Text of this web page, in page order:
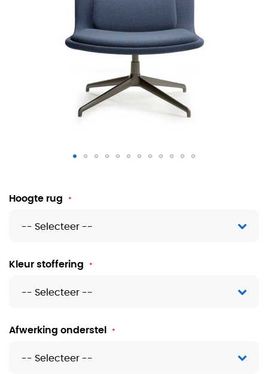
In Marine kleur met lage rug en rug kussen
Hoogte rug
Kleur stoffering
Afwerking onderstel